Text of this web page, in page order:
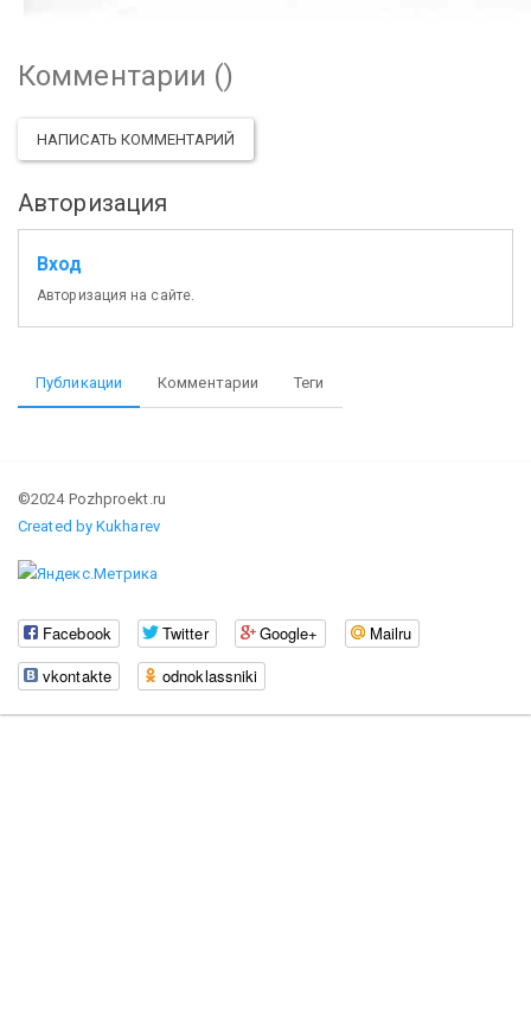
Комментарии ()
НАПИСАТЬ КОММЕНТАРИЙ
Авторизация
Вход
Авторизация на сайте.
Публикации Комментарии Теги
©2024 Pozhproekt.ru
Created by Kukharev
Facebook Twitter Google+
Mailru
vkontakte
odnoklassniki